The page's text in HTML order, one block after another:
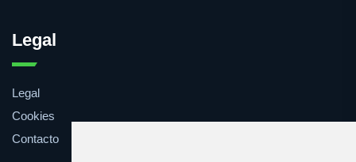
Legal
Legal
Cookies
Contacto